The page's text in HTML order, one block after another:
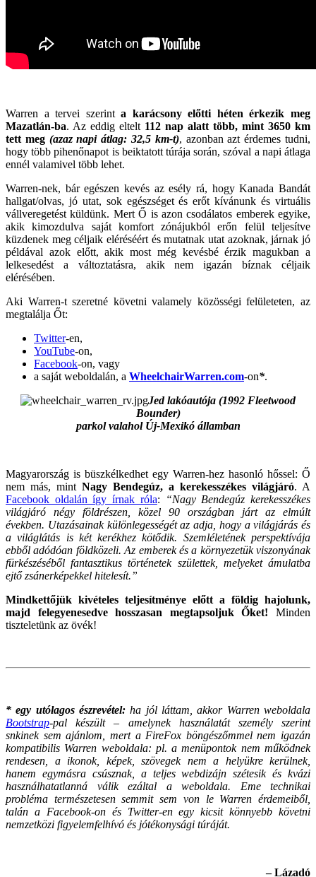
Warren a tervei szerinta karácsony előtti héten érkezik meg
Mazatlán-ba. Az eddig eltelt 112 nap alatt több, mint 3650 km
tett meg (azaz napi átlag: 32,5 km-t), azonban azt érdemes tudni,
hogy több pihenőnapot is beiktatott túrája során, szóval a napi átlaga
ennél valamivel több lehet.
Warren-nek, bár egészen kevés az esély rá, hogy Kanada Bandát
hallgat/olvas, jó utat, sok egészséget és erőt kívánunk és virtuális
vállveregetést küldünk. Mert Ő is azon csodálatos emberek egyike,
akik kimozdulva saját komfort zónájukból erőn felül teljesítve
küzdenek meg céljaik eléréséért és mutatnak utat azoknak, járnak jó
példával azok előtt, akik most még kevésbé érzik magukban a
lelkesedést a változtatásra, akik nem igazán bíznak céljaik
elérésében.
Aki Warren-t szeretné követni valamely közösségi felületeten, az
megtalálja Őt:
Twitter-en,
YouTube-on,
Facebook-on, vagy
a saját weboldalán, a WheelchairWarren.com-on*.
Jed lakóautója (1992 Fleetwood
Bounder)
parkol valahol Új-Mexikó államban
Magyarország is büszkélkedhet egy Warren-hez hasonló hőssel: Ő
nem más, mint Nagy Bendegúz, a kerekesszékes világjáró. A
Facebook oldalán így írnak róla:
“Nagy Bendegúz kerekesszékes
világjáró négy földrészen, közel 90 országban járt az elmúlt
években. Utazásainak különlegességét az adja, hogy a világjárás és
a világlátás is két kerékhez kötődik. Szemléletének perspektívája
ebből adódóan földközeli. Az emberek és a környezetük viszonyának
fürkészéséből fantasztikus történetek születtek, melyeket ámulatba
ejtő zsánerképekkel hitelesít.”
Mindkettőjük kivételes teljesítménye előtt a földig hajolunk,
majd felegyenesedve hosszasan megtapsoljuk Őket! Minden
tiszteletünk az övék!
* egy utólagos észrevétel: ha jól láttam, akkor Warren weboldala
Bootstrap-pal készült – amelynek használatát személy szerint
snkinek sem ajánlom, mert a FireFox böngészőmmel nem igazán
kompatibilis Warren weboldala: pl. a menüpontok nem működnek
rendesen, a ikonok, képek, szövegek nem a helyükre kerülnek,
hanem egymásra csúsznak, a teljes webdizájn szétesik és kvázi
használhatatlanná válik ezáltal a weboldala. Eme technikai
probléma természetesen semmit sem von le Warren érdemeiből,
talán a Facebook-on és Twitter-en egy kicsit könnyebb követni
nemzetközi figyelemfelhívó és jótékonysági túráját.
– Lázadó